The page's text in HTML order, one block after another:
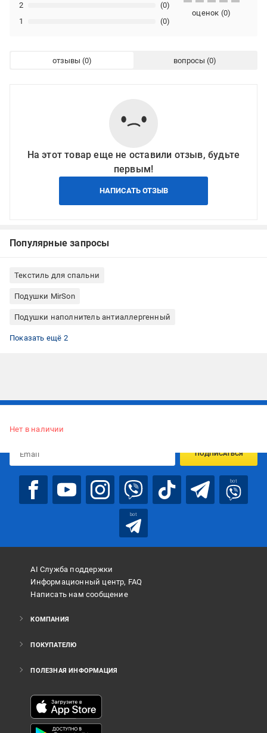
1 (0)
2 (0)
оценок (0)
отзывы вопросы
На этот товар еще не оставили отзыв, будьте
первым!
НАПИСАТЬ ОТЗЫВ
Популярные запросы
Текстиль для спальни
Подушки MirSon
Подушки наполнитель антиаллергенный
Классическая подушка
Подушки квадратные
Показать ещё 2
Нет в наличии
ПОДПИСАТЬСЯ
bot
bot
AI Служба поддержки
Информационный центр, FAQ
Написать нам сообщение
КОМПАНИЯ
ПОКУПАТЕЛЮ
ПОЛЕЗНАЯ ИНФОРМАЦИЯ